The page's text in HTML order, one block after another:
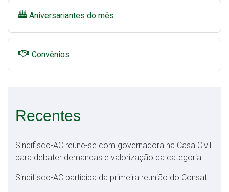
Aniversariantes do mês
Convênios
Recentes
Sindifisco-AC reúne-se com governadora na Casa Civil
para debater demandas e valorização da categoria
Sindifisco-AC participa da primeira reunião do Consat